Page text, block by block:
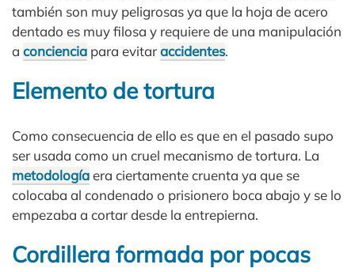
también son muy peligrosas ya que la hoja de acero
dentado es muy filosa y requiere de una manipulación
a conciencia para evitaraccidentes.
Elemento de tortura
Como consecuencia de ello es que en el pasado supo
ser usada como un cruel mecanismo de tortura. La
metodologíaera ciertamente cruenta ya que se
colocaba al condenado o prisionero boca abajo y se lo
empezaba a cortar desde la entrepierna.
Cordillera formada por pocas